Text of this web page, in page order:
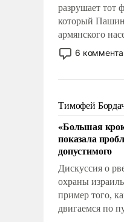
разрушает тот
который
армянского
этому
просто по
счет российских
поступки не
6
Тимофей
«Большая
показала
допустимого
Дискуссия о
охраны
пример того,
двигаемся по